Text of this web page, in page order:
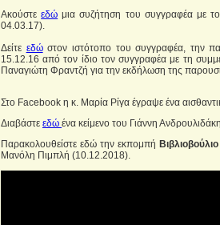
Aκούστεεδώ μια συζήτηση του συγγραφέα με
04.03.17).
Δείτε εδώστον ιστότοπο του συγγραφέα, την
15.12.16 από τον ίδιο τον συγγραφέα με τη
Παναγιώτη Φραντζή για την εκδήλωση της
Στο Facebook η κ. Μαρία Ρίγα έγραψε ένα
Διαβάστε εδώ ένα κείμενο του Γιάννη
Παρακολουθείστε εδώ την εκπομπή
Μανόλη Πιμπλή (10.12.2018).